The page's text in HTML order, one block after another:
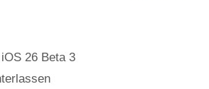
iOS 26 Beta 3